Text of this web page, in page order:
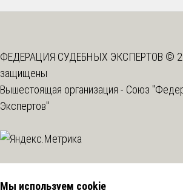
ФЕДЕРАЦИЯ СУДЕБНЫХ ЭКСПЕРТОВ ©
защищены
Вышестоящая организация - Союз
Экспертов"
Мы используем cookie